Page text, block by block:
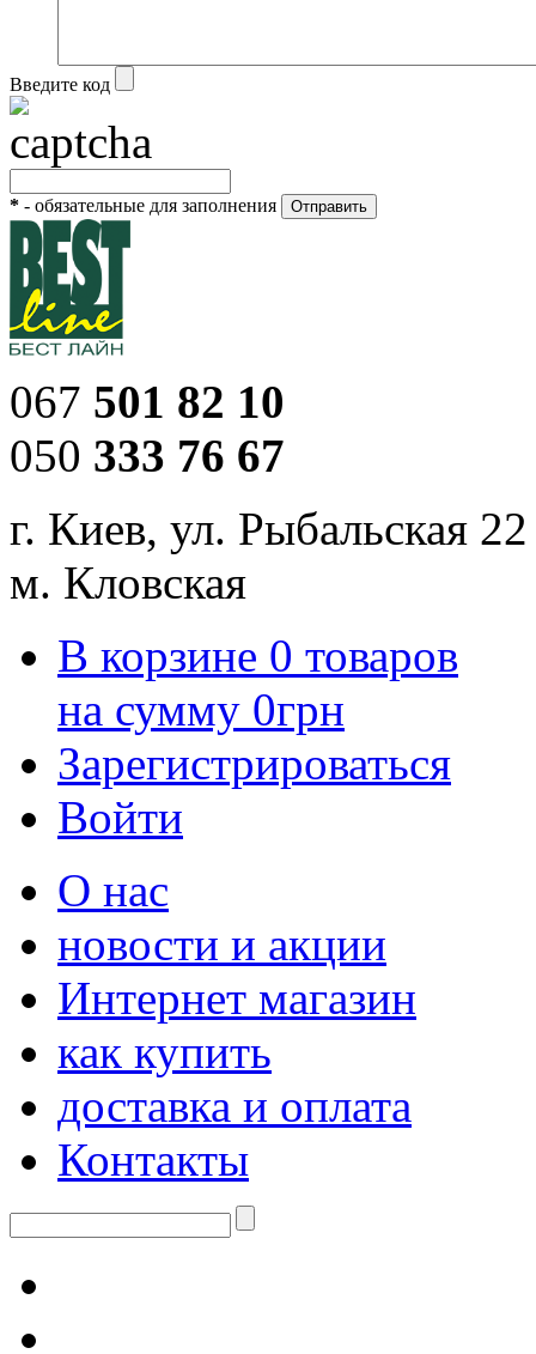
Введите код
* - обязательные для заполнения
067 501 82 10
050 333 76 67
г. Киев, ул. Рыбальская 22
м. Кловская
В корзине 0 товаров
на сумму 0грн
Зарегистрироваться
Войти
О нас
новости и акции
Интернет магазин
как купить
доставка и оплата
Контакты